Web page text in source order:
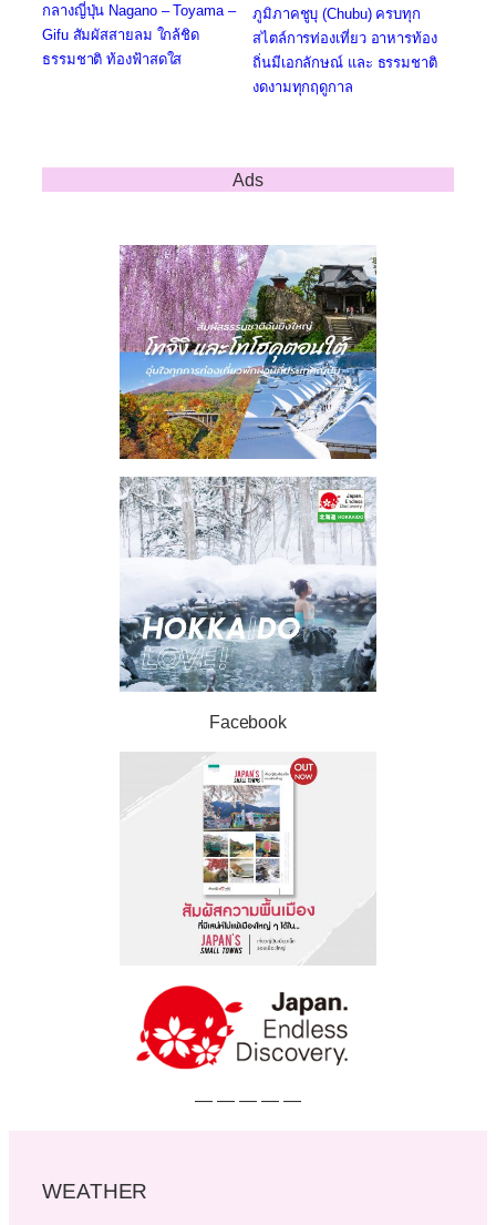
กลางญี่ปุ่น Nagano – Toyama –
Gifu สัมผัสสายลม ใกล้ชิด
ธรรมชาติ ท้องฟ้าสดใส
ภูมิภาคชูบุ (Chubu) ครบทุก
สไตล์การท่องเที่ยว อาหารท้อง
ถิ่นมีเอกลักษณ์ และ ธรรมชาติ
งดงามทุกฤดูกาล
Ads
Facebook
— — — — —
WEATHER